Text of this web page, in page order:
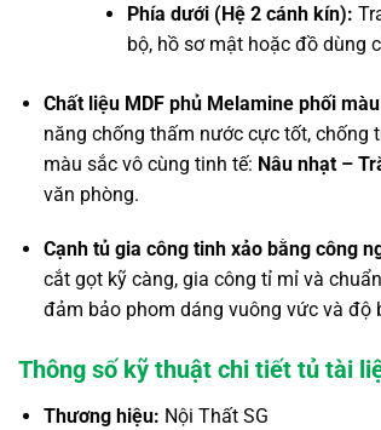
Phía dưới (Hệ 2 cánh kín):
bộ, hồ sơ mật hoặc đồ dùng
Chất liệu MDF phủ Melamine phối
năng chống thấm nước cực tốt, chống
màu sắc vô cùng tinh tế: Nâu nhạt –
văn phòng.
Cạnh tủ gia công tinh xảo bằng công
cắt gọt kỹ càng, gia công tỉ mỉ và
đảm bảo phom dáng vuông vức và độ
Thông số kỹ thuật chi tiết tủ tài
Thương hiệu: Nội Thất SG